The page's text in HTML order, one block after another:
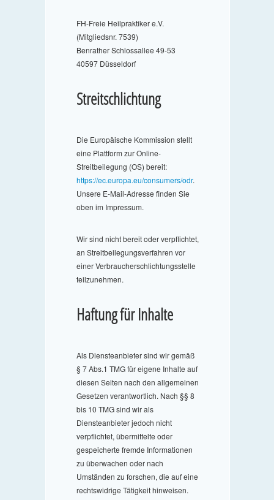
FH-Freie Heilpraktiker e.V.
(Mitgliedsnr. 7539)
Benrather Schlossallee 49-53
40597 Düsseldorf
Streitschlichtung
Die Europäische Kommission stellt
eine Plattform zur Online-
Streitbeilegung (OS) bereit:
https://ec.europa.eu/consumers/odr.
Unsere E-Mail-Adresse finden Sie
oben im Impressum.
Wir sind nicht bereit oder verpflichtet,
an Streitbeilegungsverfahren vor
einer Verbraucherschlichtungsstelle
teilzunehmen.
Haftung für Inhalte
Als Diensteanbieter sind wir gemäß
§ 7 Abs.1 TMG für eigene Inhalte auf
diesen Seiten nach den allgemeinen
Gesetzen verantwortlich. Nach §§ 8
bis 10 TMG sind wir als
Diensteanbieter jedoch nicht
verpflichtet, übermittelte oder
gespeicherte fremde Informationen
zu überwachen oder nach
Umständen zu forschen, die auf eine
rechtswidrige Tätigkeit hinweisen.